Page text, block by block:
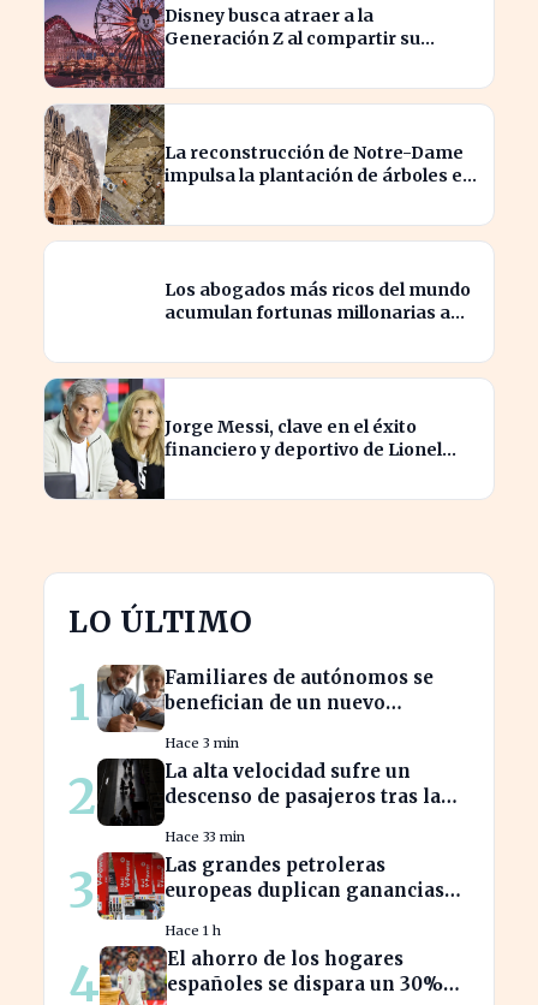
Disney busca atraer a la
Generación Z al compartir su
La reconstrucción de Notre-Dame
impulsa la plantación de árboles en
Los abogados más ricos del mundo
acumulan fortunas millonarias a
Jorge Messi, clave en el éxito
financiero y deportivo de Lionel
LO ÚLTIMO
1
Familiares de autónomos se
benefician de un nuevo
Hace 3 min
2
La alta velocidad sufre un
descenso de pasajeros tras la
Hace 33 min
3
Las grandes petroleras
europeas duplican ganancias
Hace 1 h
4
El ahorro de los hogares
españoles se dispara un 30%